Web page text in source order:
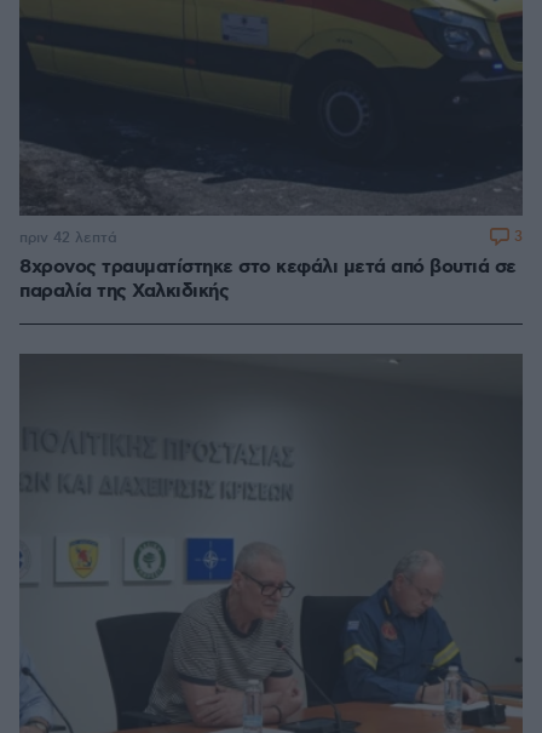
8χρονος τραυματίστηκε στο κεφάλι μετά από βουτιά σε
παραλία της Χαλκιδικής
πριν 42 λεπτά 3